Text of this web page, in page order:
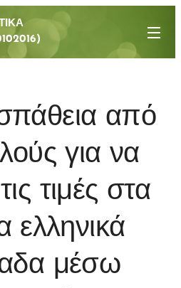
από
για να
τιμές στα
ελληνικά
μέσω